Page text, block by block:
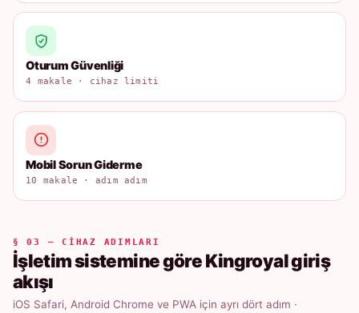
Oturum Güvenliği
4 makale · cihaz limiti
Mobil Sorun Giderme
10 makale · adım adım
§ 03 — CIHAZ ADIMLARI
İşletim sistemine göre Kingroyal giriş
akışı
iOS Safari, Android Chrome ve PWA için ayrı dört adım ·